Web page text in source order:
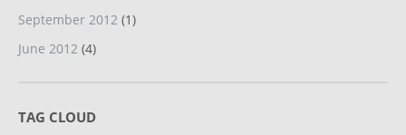
September 2012 (1)
June 2012 (4)
TAG CLOUD